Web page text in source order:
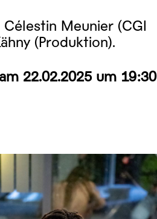
Meunier (CGI
(Produktion).
am 22.02.2025 um 19:30